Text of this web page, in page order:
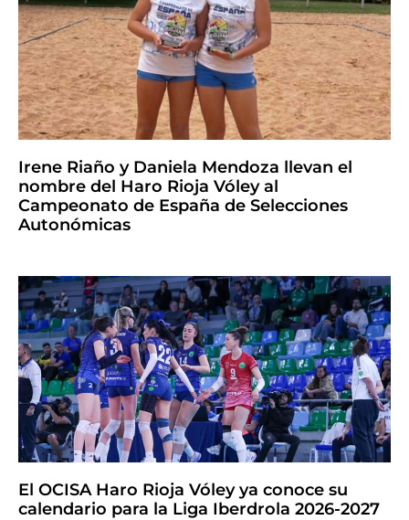
Irene Riaño y Daniela Mendoza llevan el
nombre del Haro Rioja Vóley al
Campeonato de España de Selecciones
Autonómicas
El OCISA Haro Rioja Vóley ya conoce su
calendario para la Liga Iberdrola 2026-2027